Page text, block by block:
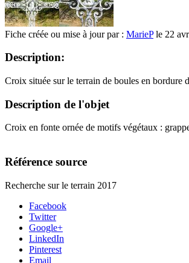
Fiche créée ou mise à jour par : MariePle 22
Description:
Croix située sur le terrain de boules en bordure
Description de l'objet
Croix en fonte ornée de motifs végétaux :
Référence source
Recherche sur le terrain 2017
Facebook
Twitter
Google+
LinkedIn
Pinterest
Email